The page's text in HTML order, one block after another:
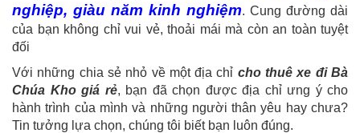
nghiệp, giàu năm kinh nghiệm. Cung đường dài
của bạn không chỉ vui vẻ, thoải mái mà còn an toàn tuyệt
đối
Với những chia sẻ nhỏ về một địa chỉ cho thuê xe đi Bà
Chúa Kho giá rẻ, bạn đã chọn được địa chỉ ưng ý cho
hành trình của mình và những người thân yêu hay chưa?
Tin tưởng lựa chọn, chúng tôi biết bạn luôn đúng.